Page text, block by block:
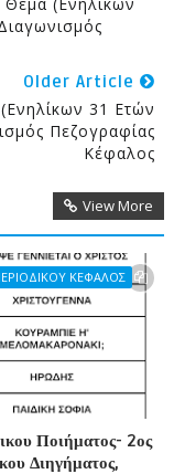
Older Article
31 Ετών
Πεζογραφίας
Κέφαλος
View More
ΚΕΦΑΛΟΣ
Ποιήματος- 2ος
Διηγήματος,